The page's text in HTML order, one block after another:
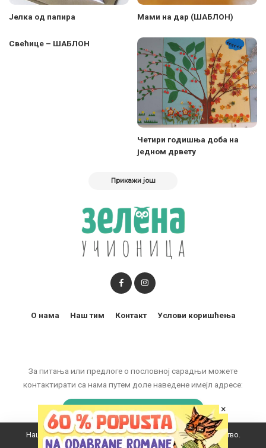
Јелка од папира Мами на дар (ШАБЛОН)
Свећице – ШАБЛОН
Четири годишња доба на
једном дрвету
Прикажи још
За питања или предлоге о пословној сарадњи можете
контактирати са нама путем доле наведене имејл адресе:
marketing@zelenaucionica.com
О нама Наш тим Контакт Услови коришћења
Наш вебсајт користи колачиће да побољша ваше искуство.
×